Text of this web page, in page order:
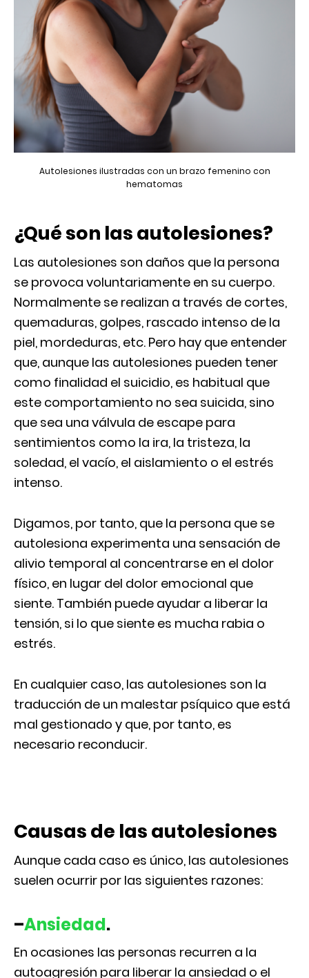
Autolesiones ilustradas con un brazo femenino con
hematomas
¿Qué son las autolesiones?
Las autolesiones son daños que la persona
se provoca voluntariamente en su cuerpo.
Normalmente se realizan a través de cortes,
quemaduras, golpes, rascado intenso de la
piel, mordeduras, etc. Pero hay que entender
que, aunque las autolesiones pueden tener
como finalidad el suicidio, es habitual que
este comportamiento no sea suicida, sino
que sea una válvula de escape para
sentimientos como la ira, la tristeza, la
soledad, el vacío, el aislamiento o el estrés
intenso.
Digamos, por tanto, que la persona que se
autolesiona experimenta una sensación de
alivio temporal al concentrarse en el dolor
físico, en lugar del dolor emocional que
siente. También puede ayudar a liberar la
tensión, si lo que siente es mucha rabia o
estrés.
En cualquier caso, las autolesiones son la
traducción de un malestar psíquico que está
mal gestionado y que, por tanto, es
necesario reconducir.
Causas de las autolesiones
Aunque cada caso es único, las autolesiones
suelen ocurrir por las siguientes razones:
–Ansiedad.
En ocasiones las personas recurren a la
autoagresión para liberar la ansiedad o el